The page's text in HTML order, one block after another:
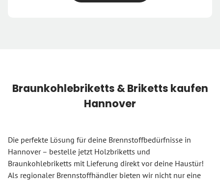
Braunkohlebriketts & Briketts kaufen
Hannover
Die perfekte Lösung für deine Brennstoffbedürfnisse in
Hannover – bestelle jetzt Holzbriketts und
Braunkohlebriketts mit Lieferung direkt vor deine Haustür!
Als regionaler Brennstoffhändler bieten wir nicht nur eine